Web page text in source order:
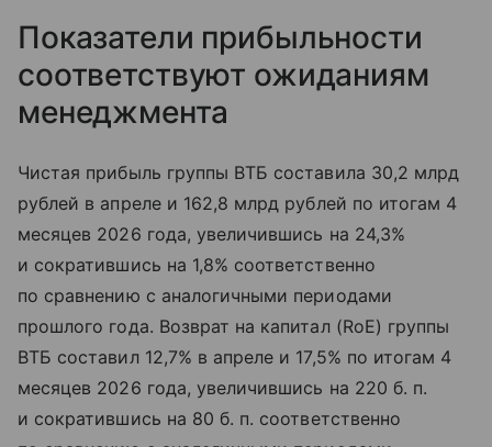
Показатели прибыльности
соответствуют ожиданиям
менеджмента
Чистая прибыль группы ВТБ составила 30,2 млрд
рублей в апреле и 162,8 млрд рублей по итогам 4
месяцев 2026 года, увеличившись на 24,3%
и сократившись на 1,8% соответственно
по сравнению с аналогичными периодами
прошлого года. Возврат на капитал (RoE) группы
ВТБ составил 12,7% в апреле и 17,5% по итогам 4
месяцев 2026 года, увеличившись на 220 б. п.
и сократившись на 80 б. п. соответственно